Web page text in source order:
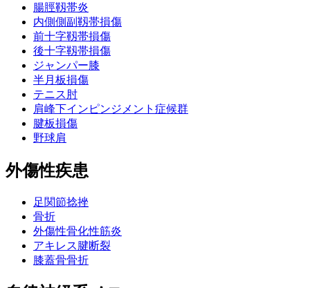
腸脛靱帯炎
内側側副靱帯損傷
前十字靱帯損傷
後十字靱帯損傷
ジャンパー膝
半月板損傷
テニス肘
肩峰下インピンジメント症候群
腱板損傷
野球肩
外傷性疾患
足関節捻挫
骨折
外傷性骨化性筋炎
アキレス腱断裂
膝蓋骨骨折